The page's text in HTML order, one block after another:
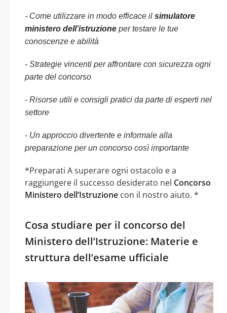
- Come utilizzare in modo efficace il simulatore
ministero dell’istruzione per testare le tue
conoscenze e abilità
- Strategie vincenti per affrontare con sicurezza ogni
parte del concorso
- Risorse utili e consigli pratici da parte di esperti nel
settore
- Un approccio divertente e informale alla
preparazione per un concorso così importante
*Preparati A superare ogni ostacolo e a
raggiungere il successo desiderato nel Concorso
Ministero dell’Istruzione con il nostro aiuto. *
Cosa studiare per il concorso del
Ministero dell’Istruzione: Materie e
struttura dell’esame ufficiale